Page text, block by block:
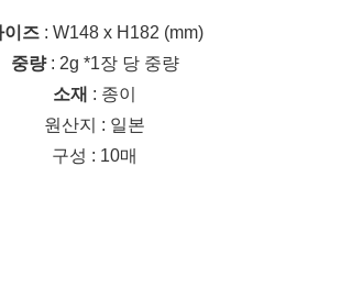
이즈 : W148 x H182 (mm)
중량 : 2g *1장 당 중량
소재 : 종이
원산지
: 일본
구성 : 10매